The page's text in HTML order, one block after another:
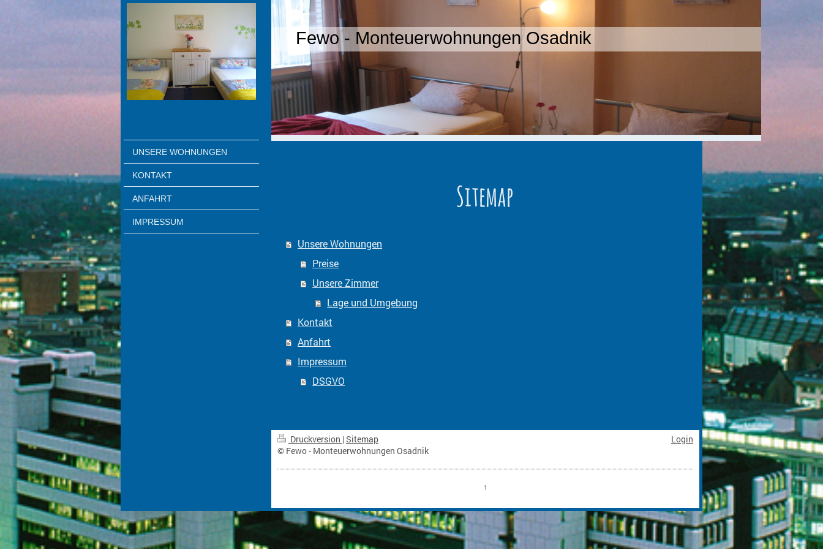
UNSERE WOHNUNGEN
KONTAKT
ANFAHRT
IMPRESSUM
Fewo - Monteuerwohnungen Osadnik
Sitemap
Unsere Wohnungen
Preise
Unsere Zimmer
Lage und Umgebung
Kontakt
Anfahrt
Impressum
DSGVO
Druckversion |Sitemap
© Fewo - Monteuerwohnungen Osadnik
Login
↑